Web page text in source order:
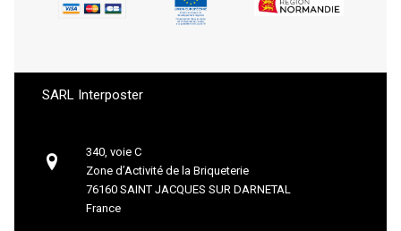
SARL Interposter
340, voie C
Zone d’Activité de la Briqueterie
76160 SAINT JACQUES SUR DARNETAL
France